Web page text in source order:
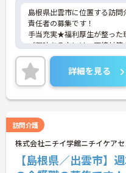
島根県出雲市に位置する訪
責任者の募集です！
手当充実★福利厚生が整った
ご興味ある方には、面接対策
詳細をお話しいたしますの
い。
詳細を見る
訪問介護
株式会社ニチイ学館ニチイケア
【島根県／出雲市】